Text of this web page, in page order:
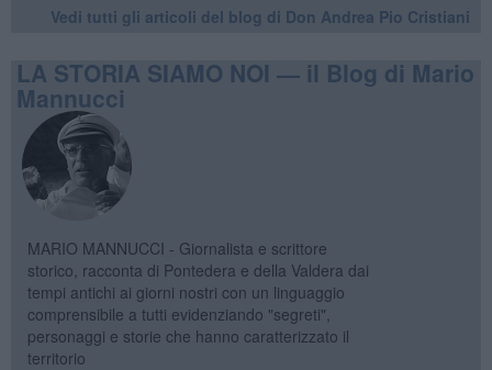
Vedi tutti gli articoli del blog di Don Andrea Pio Cristiani
LA STORIA SIAMO NOI — il Blog di Mario
Mannucci
MARIO MANNUCCI - Giornalista e scrittore
storico, racconta di Pontedera e della Valdera dai
tempi antichi ai giorni nostri con un linguaggio
comprensibile a tutti evidenziando "segreti",
personaggi e storie che hanno caratterizzato il
territorio